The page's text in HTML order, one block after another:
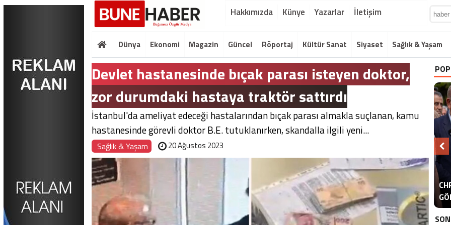
Hakkımızda Künye Yazarlar İletişim
Dünya Ekonomi Magazin Güncel Röportaj Kültür Sanat Siyaset Sağlık & Yaşam
Devlet hastanesinde bıçak parası isteyen doktor,
zor durumdaki hastaya traktör sattırdı
İstanbul'da ameliyat edeceği hastalarından bıçak parası almakla suçlanan, kamu
hastanesinde görevli doktor B.E. tutuklanırken, skandalla ilgili yeni...
Sağlık & Yaşam 20 Ağustos 2023